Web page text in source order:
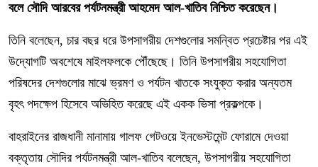
বলে সৌদি আরবের পর্যটনমন্ত্রী আহমেদ আল-খাতিব নিশ্চিত করেছেন।
তিনি বলেছেন, চার বছর ধরে উপসাগরীয় দেশগুলোর সমন্বিত প্রচেষ্টার পর এই
উদ্যোগটি অবশেষে মাইলফলকে পৌঁছেছে। তিনি উপসাগরীয় সহযোগিতা
পরিষদের দেশগুলোর মাঝে ভ্রমণ ও পর্যটন খাতকে সংযুক্ত করার অন্যতম
বৃহৎ পদক্ষেপ হিসেবে অভিহিত করেছে এই একক ভিসা প্রকল্পকে।
বাহরাইনের রাজধানী মানামায় গালফ গেটওয়ে ইনভেস্টমেন্ট ফোরামে দেওয়া
বক্তৃতায় সৌদির পর্যটনমন্ত্রী আল-খাতিব বলেছেন, উপসাগরীয় সহযোগিতা